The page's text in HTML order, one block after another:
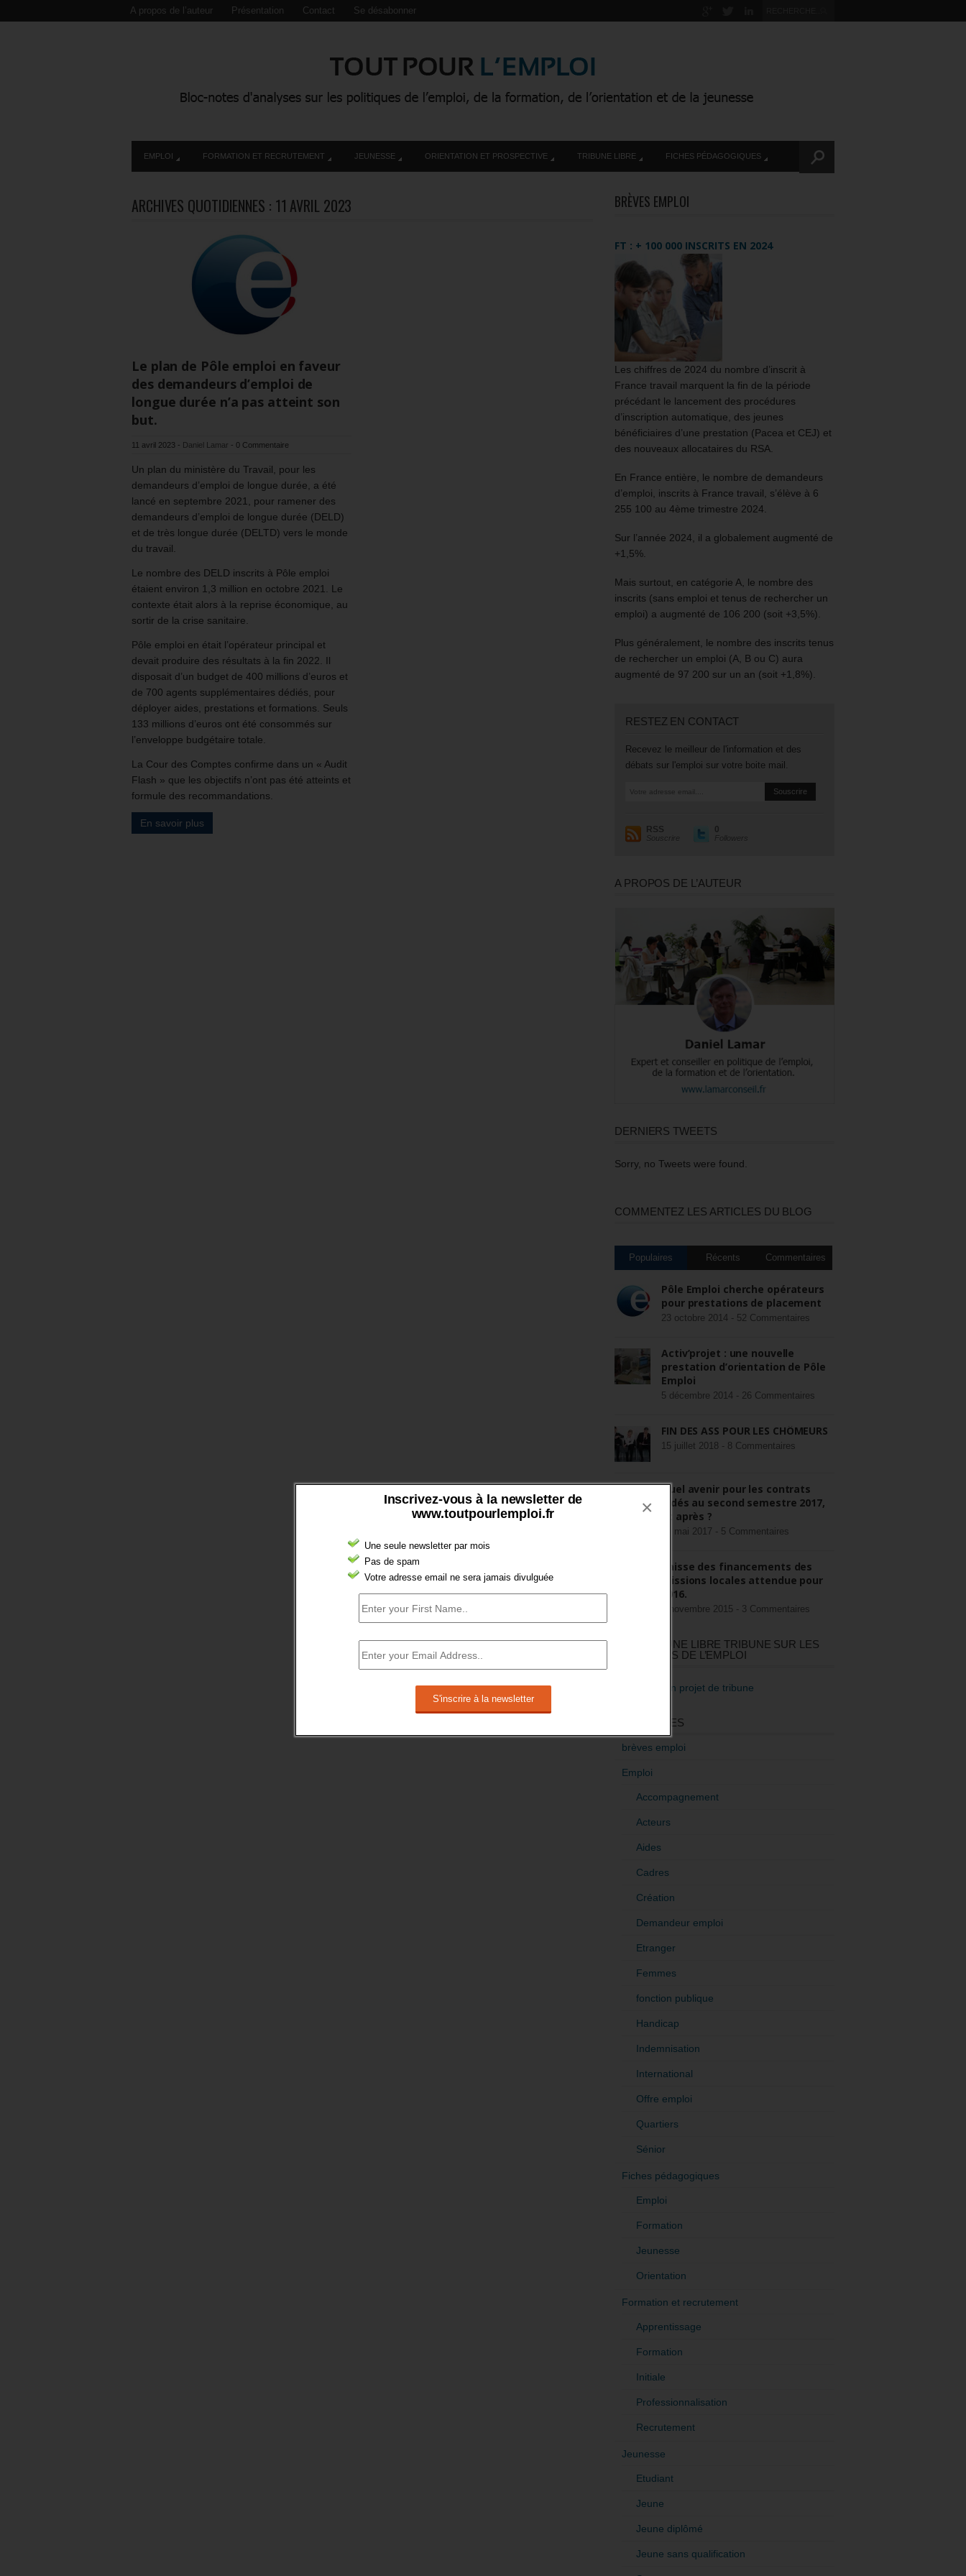
Inscrivez-vous à la newsletter de
www.toutpourlemploi.fr
Une seule newsletter par mois
Pas de spam
Votre adresse email ne sera jamais divulguée
×
A propos de l’auteur Présentation Contact Se désabonner
EMPLOI FORMATION ET RECRUTEMENT JEUNESSE ORIENTATION ET PROSPECTIVE TRIBUNE LIBRE FICHES PÉDAGOGIQUES
ARCHIVES QUOTIDIENNES : 11 AVRIL 2023
Le plan de Pôle emploi en faveur
des demandeurs d’emploi de
longue durée n’a pas atteint son
but.
11 avril 2023 - Daniel Lamar - 0 Commentaire
Un plan du ministère du Travail, pour les
demandeurs d’emploi de longue durée, a été
lancé en septembre 2021, pour ramener des
demandeurs d’emploi de longue durée (DELD)
et de très longue durée (DELTD) vers le monde
du travail.
Le nombre des DELD inscrits à Pôle emploi
étaient environ 1,3 million en octobre 2021. Le
contexte était alors à la reprise économique, au
sortir de la crise sanitaire.
Pôle emploi en était l’opérateur principal et
devait produire des résultats à la fin 2022. Il
disposait d’un budget de 400 millions d’euros et
de 700 agents supplémentaires dédiés, pour
déployer aides, prestations et formations. Seuls
133 millions d’euros ont été consommés sur
l’enveloppe budgétaire totale.
La Cour des Comptes confirme dans un « Audit
Flash » que les objectifs n’ont pas été atteints et
formule des recommandations.
En savoir plus
BRÈVES EMPLOI
FT : + 100 000 INSCRITS EN 2024
Les chiffres de 2024 du nombre d’inscrit à
France travail marquent la fin de la période
précédant le lancement des procédures
d’inscription automatique, des jeunes
bénéficiaires d’une prestation (Pacea et CEJ) et
des nouveaux allocataires du RSA.
En France entière, le nombre de demandeurs
d’emploi, inscrits à France travail, s’élève à 6
255 100 au 4ème trimestre 2024.
Sur l’année 2024, il a globalement augmenté de
+1,5%.
Mais surtout, en catégorie A, le nombre des
inscrits (sans emploi et tenus de rechercher un
emploi) a augmenté de 106 200 (soit +3,5%).
Plus généralement, le nombre des inscrits tenus
de rechercher un emploi (A, B ou C) aura
augmenté de 97 200 sur un an (soit +1,8%).
RESTEZ EN CONTACT
Recevez le meilleur de l'information et des
débats sur l'emploi sur votre boite mail.
RSS
Souscrire
0
Followers
A PROPOS DE L’AUTEUR
DERNIERS TWEETS
Sorry, no Tweets were found.
COMMENTEZ LES ARTICLES DU BLOG
Populaires Récents Commentaires
Pôle Emploi cherche opérateurs
pour prestations de placement
23 octobre 2014 - 52 Commentaires
Activ’projet : une nouvelle
prestation d’orientation de Pôle
Emploi
5 décembre 2014 - 26 Commentaires
FIN DES ASS POUR LES CHÔMEURS
15 juillet 2018 - 8 Commentaires
Quel avenir pour les contrats
aidés au second semestre 2017,
et après ?
22 mai 2017 - 5 Commentaires
Baisse des financements des
missions locales attendue pour
2016.
3 novembre 2015 - 3 Commentaires
RÉDIGEZ UNE LIBRE TRIBUNE SUR LES
POLITIQUES DE L’EMPLOI
>Décrire mon projet de tribune
CATÉGORIES
brèves emploi
Emploi
Accompagnement
Acteurs
Aides
Cadres
Création
Demandeur emploi
Etranger
Femmes
fonction publique
Handicap
Indemnisation
International
Offre emploi
Quartiers
Sénior
Fiches pédagogiques
Emploi
Formation
Jeunesse
Orientation
Formation et recrutement
Apprentissage
Formation
Initiale
Professionnalisation
Recrutement
Jeunesse
Etudiant
Jeune
Jeune diplômé
Jeune sans qualification